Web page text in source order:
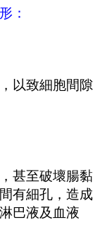
：
以致細胞間隙
甚至破壞腸黏
有細孔，造成
巴液及血液